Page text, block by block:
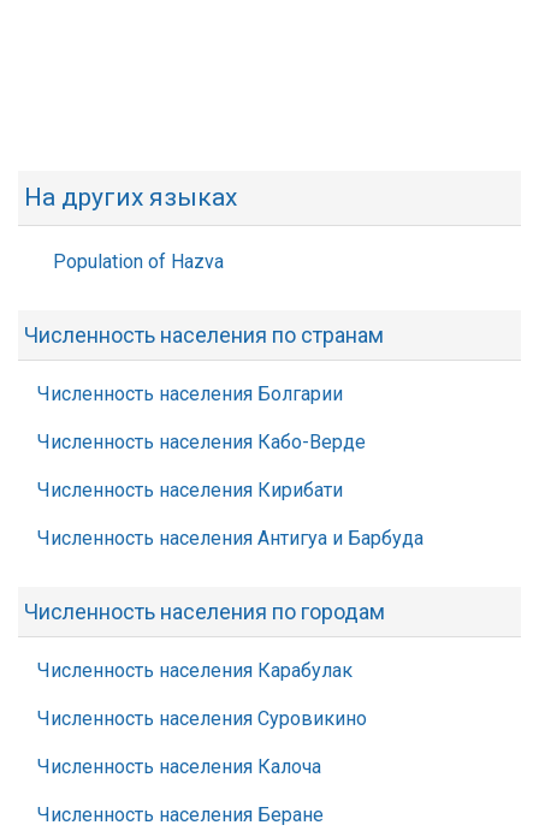
На других языках
Population of Hazva
Численность населения по странам
Численность населения Болгарии
Численность населения Кабо-Верде
Численность населения Кирибати
Численность населения Антигуа и Барбуда
Численность населения по городам
Численность населения Карабулак
Численность населения Суровикино
Численность населения Калоча
Численность населения Беране